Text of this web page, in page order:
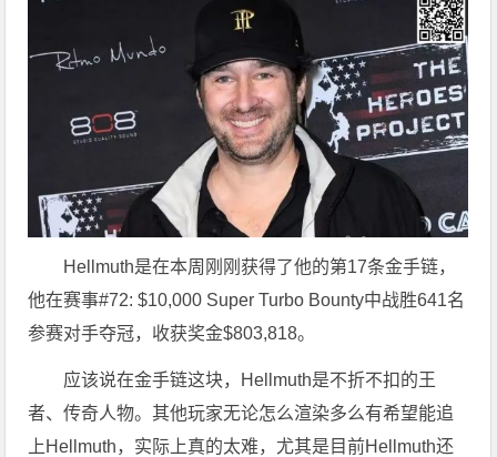
Hellmuth是在本周刚刚获得了他的第17条金手链，
他在赛事#72: $10,000 Super Turbo Bounty中战胜641名
参赛对手夺冠，收获奖金$803,818。
应该说在金手链这块，Hellmuth是不折不扣的王
者、传奇人物。其他玩家无论怎么渲染多么有希望能追
上Hellmuth，实际上真的太难，尤其是目前Hellmuth还